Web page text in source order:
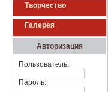
Творчество
Галерея
Авторизация
Пользователь:
Пароль: